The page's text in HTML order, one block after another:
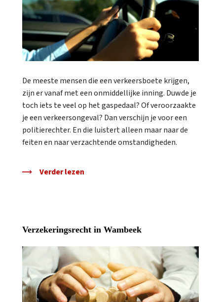
De meeste mensen die een verkeersboete krijgen,
zijn er vanaf met een onmiddellijke inning. Duwde je
toch iets te veel op het gaspedaal? Of veroorzaakte
je een verkeersongeval? Dan verschijn je voor een
politierechter. En die luistert alleen maar naar de
feiten en naar verzachtende omstandigheden.
Verder lezen
Verzekeringsrecht in Wambeek